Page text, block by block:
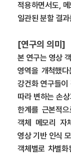
적용하면서도,
일관된 분할 결
[연구의 의미]
본 연구는 영상
영역을 개척했
강건화 연구들이
따라 변하는 손
한계를 근본적
객체 메모리 자
영상 기반 인식
객체별로 차별